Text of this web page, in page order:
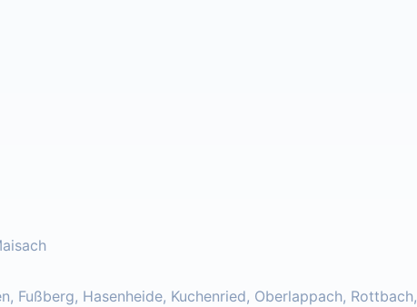
Fußberg, Hasenheide, Kuchenried, Oberlappach, Rottbach,